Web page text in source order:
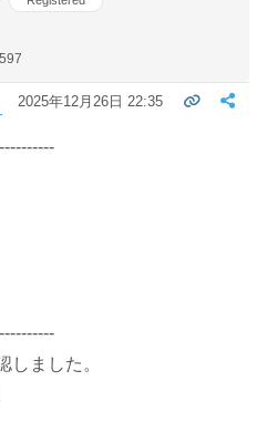
2025年12月26日 22:35
しました。